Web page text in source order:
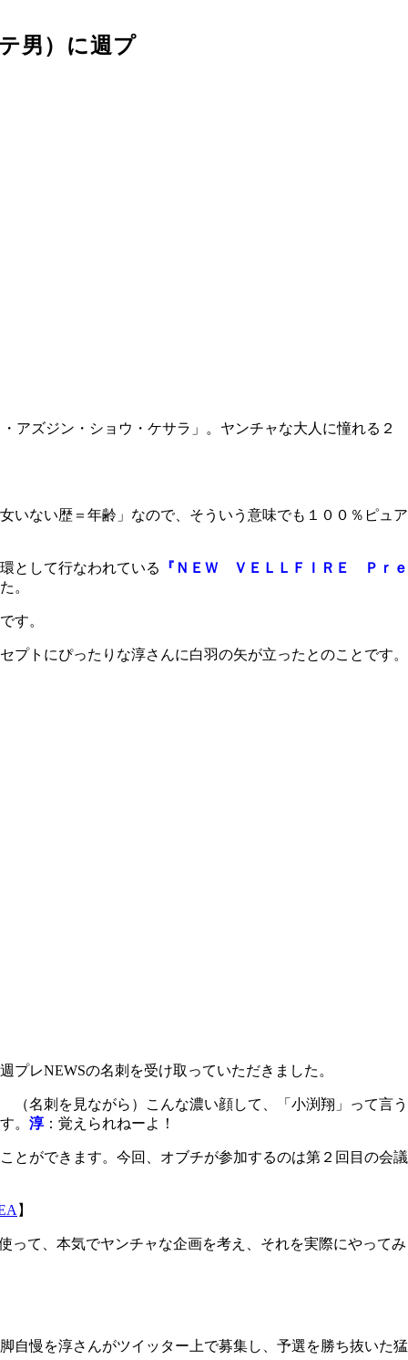
男）に週プ
アズジン・ショウ・ケサラ」。ヤンチャな大人に憧れる２
いない歴＝年齢」なので、そういう意味でも１００％ピュア
として行なわれている
『ＮＥＷ ＶＥＬＬＦＩＲＥ Ｐｒｅ
。
す。
プトにぴったりな淳さんに白羽の矢が立ったとのことです。
レNEWSの名刺を受け取っていただきました。
名刺を見ながら）こんな濃い顔して、「小渕翔」って言う
。 淳：覚えられねーよ！
とができます。今回、オブチが参加するのは第２回目の会議
】
って、本気でヤンチャな企画を考え、それを実際にやってみ
自慢を淳さんがツイッター上で募集し、予選を勝ち抜いた猛